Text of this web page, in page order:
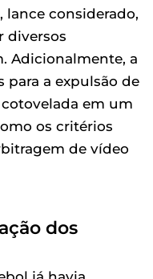
, lance considerado,
diversos
Adicionalmente, a
a expulsão de
em um
os critérios
de vídeo
dos